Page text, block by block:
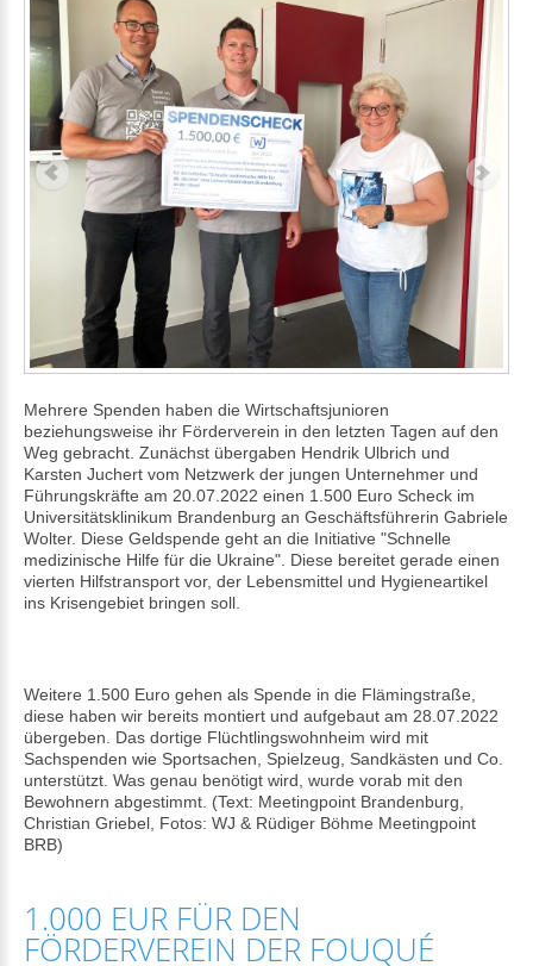
Mehrere Spenden haben die Wirtschaftsjunioren
beziehungsweise ihr Förderverein in den letzten Tagen auf den
Weg gebracht. Zunächst übergaben Hendrik Ulbrich und
Karsten Juchert vom Netzwerk der jungen Unternehmer und
Führungskräfte am 20.07.2022 einen 1.500 Euro Scheck im
Universitätsklinikum Brandenburg an Geschäftsführerin Gabriele
Wolter. Diese Geldspende geht an die Initiative "Schnelle
medizinische Hilfe für die Ukraine". Diese bereitet gerade einen
vierten Hilfstransport vor, der Lebensmittel und Hygieneartikel
ins Krisengebiet bringen soll.
Weitere 1.500 Euro gehen als Spende in die Flämingstraße,
diese haben wir bereits montiert und aufgebaut am 28.07.2022
übergeben. Das dortige Flüchtlingswohnheim wird mit
Sachspenden wie Sportsachen, Spielzeug, Sandkästen und Co.
unterstützt. Was genau benötigt wird, wurde vorab mit den
Bewohnern abgestimmt. (Text: Meetingpoint Brandenburg,
Christian Griebel, Fotos: WJ & Rüdiger Böhme Meetingpoint
BRB)
1.000 EUR FÜR DEN
FÖRDERVEREIN DER FOUQUÉ